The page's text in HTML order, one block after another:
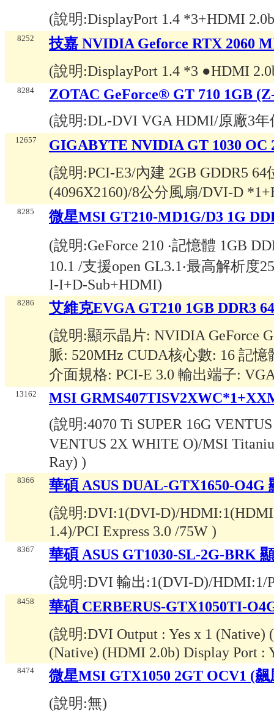
(說明:DisplayPort 1.4 *3+HDMI
8252
技嘉 NVIDIA Geforce RTX 2060
(說明:DisplayPort 1.4 *3 ●HDMI
8284
ZOTAC GeForce® GT 710 1GB
(說明:DL-DVI VGA HDMI/原廠3年
12657
GIGABYTE NVIDIA GT 1030 OC
(說明:PCI-E3/內建 2GB GDDR5
(4096X2160)/8公分風扇/DVI-D
8285
微星MSI GT210-MD1G/D3 1G
(說明:GeForce 210 ‧記憶體 1GB
10.1 /支援open GL3.1‧最高解析度
I-I+D-Sub+HDMI)
8286
艾維克EVGA GT210 1GB DDR3
(說明:顯示晶片: NVIDIA GeForce
脈: 520MHz CUDA核心數: 16 記
介面規格: PCI-E 3.0 輸出端子:
13162
MSI
(說明:4070 Ti SUPER 16G
VENTUS 2X WHITE O)/MSI
Ray) )
8366
華碩 ASUS DUAL-GTX1650-O4G
(說明:DVI:1(DVI-D)/HDMI:1(HDMI
1.4)/PCI Express 3.0 /75W )
8367
華碩 ASUS GT1030-SL-2G-BRK
(說明:DVI 輸出:1(DVI-D)/HDMI:1/
8458
華碩 CERBERUS-GTX1050TI-
(說明:DVI Output : Yes x 1
(Native) (HDMI 2.0b) Display Port :
8474
微星MSI GTX1050 2GT OCV1 (
(說明:無)